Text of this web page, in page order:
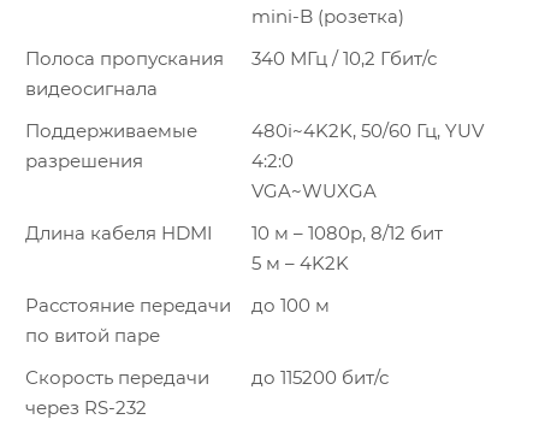
mini-B (розетка)
Полоса пропускания
видеосигнала
340 МГц / 10,2 Гбит/с
Поддерживаемые
разрешения
480i~4K2K, 50/60 Гц, YUV
4:2:0
VGA~WUXGA
Длина кабеля HDMI
10 м – 1080p, 8/12 бит
5 м – 4K2K
Расстояние передачи
по витой паре
до 100 м
Скорость передачи
через RS-232
до 115200 бит/с